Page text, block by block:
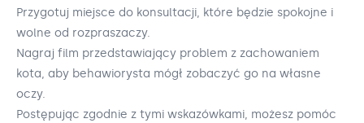
Przygotuj miejsce do konsultacji, które będzie spokojne i
wolne od rozpraszaczy.
Nagraj film przedstawiający problem z zachowaniem
kota, aby behawiorysta mógł zobaczyć go na własne
oczy.
Postępując zgodnie z tymi wskazówkami, możesz pomóc